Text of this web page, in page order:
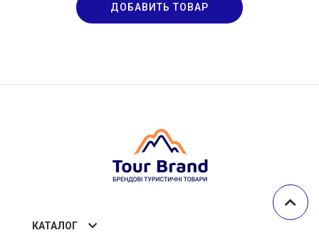
ДОБАВИТЬ ТОВАР
КАТАЛОГ